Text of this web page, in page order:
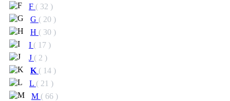
F ( 32 )
G ( 20 )
H ( 30 )
I ( 17 )
J ( 2 )
K ( 14 )
L ( 21 )
M ( 66 )